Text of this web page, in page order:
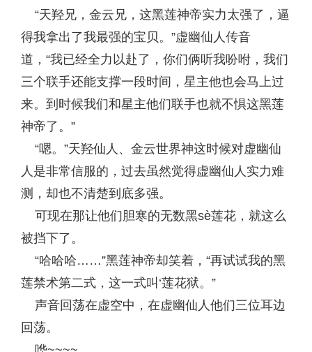
“天羟兄，金云兄，这黑莲神帝实力太强了，逼
得我拿出了我最强的宝贝。”虚幽仙人传音
道，“我已经全力以赴了，你们俩听我吩咐，我们
三个联手还能支撑一段时间，星主他也会马上过
来。到时候我们和星主他们联手也就不惧这黑莲
神帝了。”
“嗯。”天羟仙人、金云世界神这时候对虚幽仙
人是非常信服的，过去虽然觉得虚幽仙人实力难
测，却也不清楚到底多强。
可现在那让他们胆寒的无数黑sè莲花，就这么
被挡下了。
“哈哈哈……”黑莲神帝却笑着，“再试试我的黑
莲禁术第二式，这一式叫‘莲花狱。”
声音回荡在虚空中，在虚幽仙人他们三位耳边
回荡。